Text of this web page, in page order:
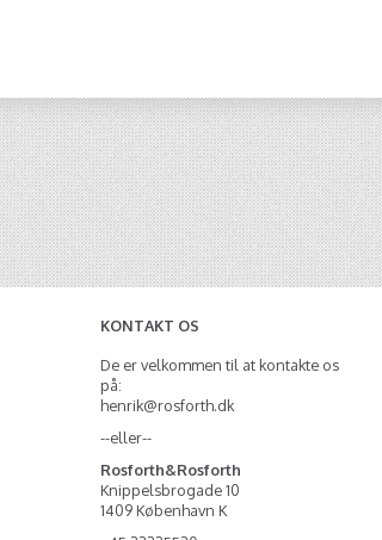
KONTAKT OS
De er velkommen til at kontakte os
på:
henrik@rosforth.dk
--eller--
Rosforth&Rosforth
Knippelsbrogade 10
1409 København K